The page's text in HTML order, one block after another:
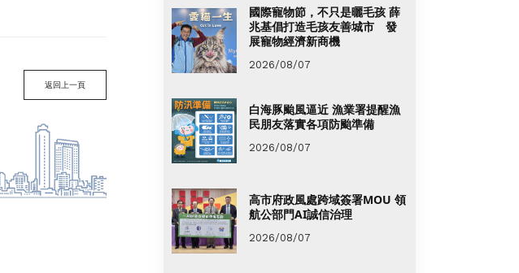
返回上一頁
國際寵物節，不只是曬毛孩 薛
兆基倡打造毛孩友善城市 發
展寵物經濟新商機
2026/08/07
白海豚颱風逼近 漁業署提醒漁
民朋友落實各項防颱準備
2026/08/07
高市府政風處跨域簽署MOU 領
航公部門AI誠信治理
2026/08/07